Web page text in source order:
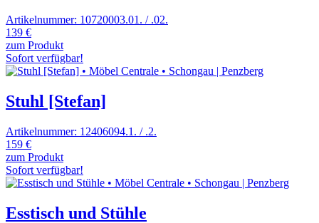
Artikelnummer: 10720003.01. / .02.
139 €
zum Produkt
Sofort verfügbar!
Stuhl [Stefan]
Artikelnummer: 12406094.1. / .2.
159 €
zum Produkt
Sofort verfügbar!
Esstisch und Stühle